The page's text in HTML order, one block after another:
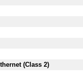
(Class 2)